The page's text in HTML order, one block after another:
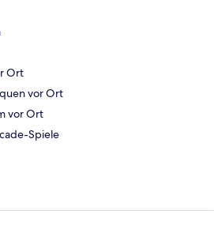
Ort
vor Ort
vor Ort
Spiele